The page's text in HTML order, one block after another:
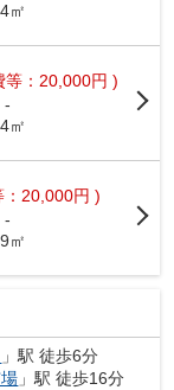
㎡
等：20,000円 )
-
㎡
：20,000円 )
-
㎡
」駅 徒歩6分
」駅 徒歩16分